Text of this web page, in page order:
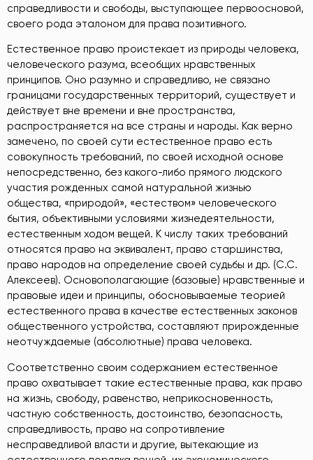
справедливости и свободы, выступающее первоосновой,
своего рода эталоном для права позитивного.
Естественное право проистекает из природы человека,
человеческого разума, всеобщих нравственных
принципов. Оно разумно и справедливо, не связано
границами государственных территорий, существует и
действует вне времени и вне пространства,
распространяется на все страны и народы. Как верно
замечено, по своей сути естественное право есть
совокупность требований, по своей исходной основе
непосредственно, без какого-либо прямого людского
участия рожденных самой натуральной жизнью
общества, «природой», «естеством» человеческого
бытия, объективными условиями жизнедеятельности,
естественным ходом вещей. К числу таких требований
относятся право на эквивалент, право старшинства,
право народов на определение своей судьбы и др. (С.С.
Алексеев). Основополагающие (базовые) нравственные и
правовые идеи и принципы, обосновываемые теорией
естественного права в качестве естественных законов
общественного устройства, составляют прирожденные
неотчуждаемые (абсолютные) права человека.
Соответственно своим содержанием естественное
право охватывает такие естественные права, как право
на жизнь, свободу, равенство, неприкосновенность,
частную собственность, достоинство, безопасность,
справедливость, право на сопротивление
несправедливой власти и другие, вытекающие из